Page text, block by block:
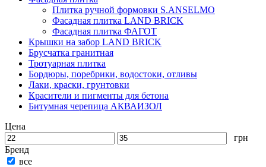
Плитка ручной формовки S.ANSELMO
Фасадная плитка LAND BRICK
Фасадная плитка ФАГОТ
Крышки на забор LAND BRICK
Брусчатка гранитная
Тротуарная плитка
Бордюры, поребрики, водостоки, отливы
Лаки, краски, грунтовки
Красители и пигменты для бетона
Битумная черепица АКВАИЗОЛ
Цена
грн
Бренд
все